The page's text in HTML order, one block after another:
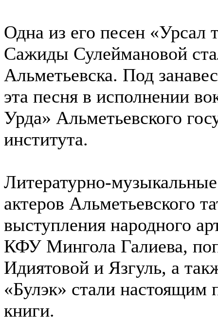
Одна из его песен «Урсал
Сажиды Сулеймановой
Альметьевска. Под
эта песня в исполнении
Урда» Альметьевского
института.
Литературно-
актеров Альметьевского
выступления народного
КФУ Мингола Галиева,
Идиятовой и Язгуль, а
«Булэк» стали настоящим
книги.